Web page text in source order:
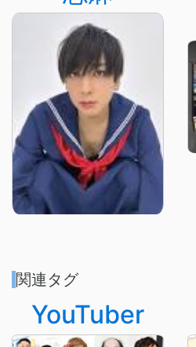
関連タグ
YouTuber